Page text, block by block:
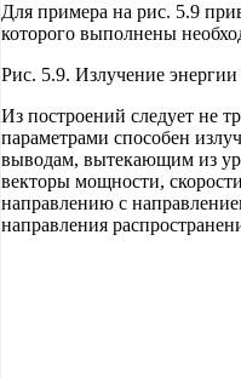
Для примера на рис. 5.9
которого выполнены
Рис. 5.9. Излучение
Из построений следует не
параметрами способен
выводам, вытекающим из
векторы мощности,
направлению с
направления